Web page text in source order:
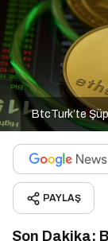
BtcTurk’te
PAYLAŞ
Son Dakika: